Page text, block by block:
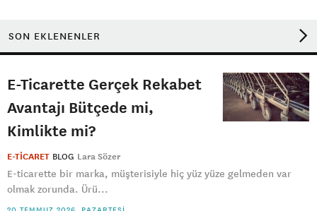
SON EKLENENLER
E-Ticarette Gerçek Rekabet
Avantajı Bütçede mi,
Kimlikte mi?
E-TİCARET BLOG Lara Sözer
E-ticarette bir marka, müşterisiyle hiç yüz yüze gelmeden var
olmak zorunda. Ürü...